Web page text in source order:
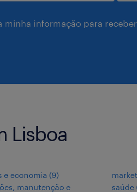
minha informação para receber
Lisboa
e economia (9)
manutenção e
saúde